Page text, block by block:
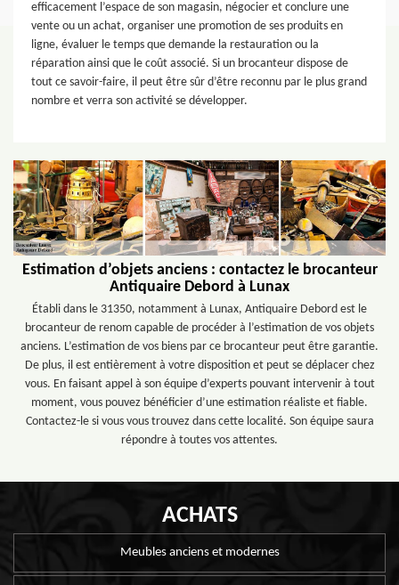
efficacement l’espace de son magasin, négocier et conclure une
vente ou un achat, organiser une promotion de ses produits en
ligne, évaluer le temps que demande la restauration ou la
réparation ainsi que le coût associé. Si un brocanteur dispose de
tout ce savoir-faire, il peut être sûr d’être reconnu par le plus grand
nombre et verra son activité se développer.
Estimation d’objets anciens : contactez le brocanteur
Antiquaire Debord à Lunax
Établi dans le 31350, notamment à Lunax, Antiquaire Debord est le
brocanteur de renom capable de procéder à l’estimation de vos objets
anciens. L’estimation de vos biens par ce brocanteur peut être garantie.
De plus, il est entièrement à votre disposition et peut se déplacer chez
vous. En faisant appel à son équipe d’experts pouvant intervenir à tout
moment, vous pouvez bénéficier d’une estimation réaliste et fiable.
Contactez-le si vous vous trouvez dans cette localité. Son équipe saura
répondre à toutes vos attentes.
ACHATS
Meubles anciens et modernes